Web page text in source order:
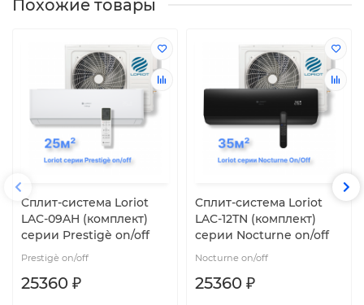
Похожие товары
Cплит-система Loriot
LAC-09AH (комплект)
серии Prestigè on/off
Prestigè on/off
25360 ₽
Cплит-система Loriot
LAC-12TN (комплект)
серии Nocturne on/off
Nocturne on/off
25360 ₽